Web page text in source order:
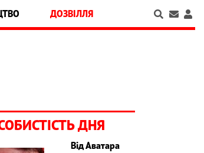
ДОЗВІЛЛЯ
ДНЯ
Від Аватара